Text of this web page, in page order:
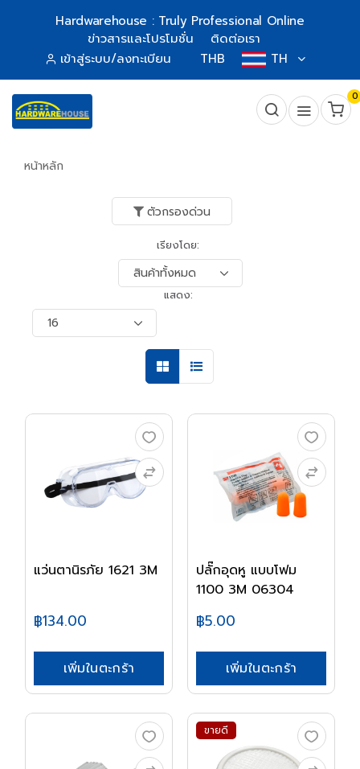
Hardwarehouse : Truly Professional Online
ข่าวสารและโปรโมชั่น
ติดต่อเรา
เข้าสู่ระบบ/ลงทะเบียน
THB TH
0
หน้าหลัก
ตัวกรองด่วน
เรียงโดย:
แสดง:
แว่นตานิรภัย 1621 3M
฿134.00
เพิ่มในตะกร้า
ปลั๊กอุดหู แบบโฟม
1100 3M 06304
฿5.00
เพิ่มในตะกร้า
ขายดี